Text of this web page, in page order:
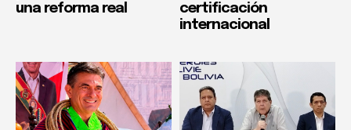
una reforma real
certificación
internacional